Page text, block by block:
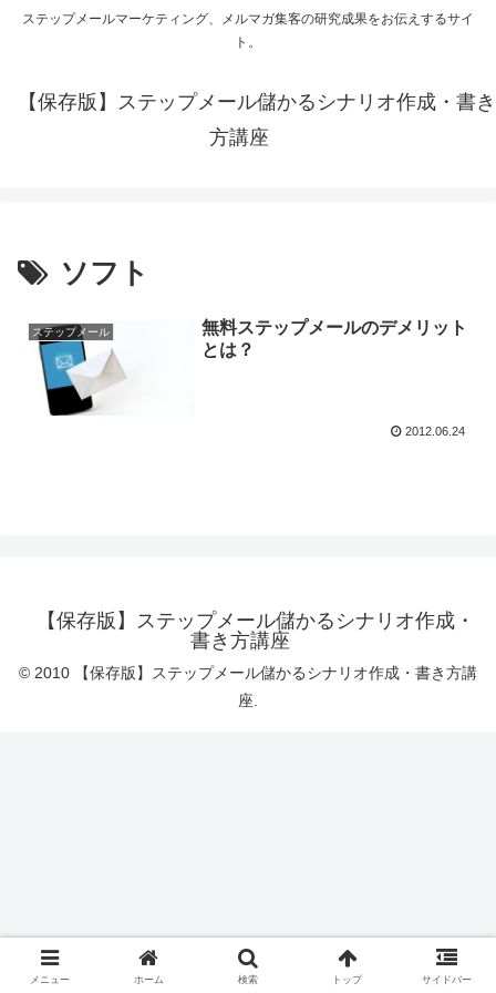
ステップメールマーケティング、メルマガ集客の研究成果をお伝えするサイ
ト。
【保存版】ステップメール儲かるシナリオ作成・書き
方講座
ソフト
ステップメール
無料ステップメールのデメリット
とは？
2012.06.24
【保存版】ステップメール儲かるシナリオ作成・
書き方講座
© 2010 【保存版】ステップメール儲かるシナリオ作成・書き方講
座.
メニュー ホーム 検索 トップ サイドバー